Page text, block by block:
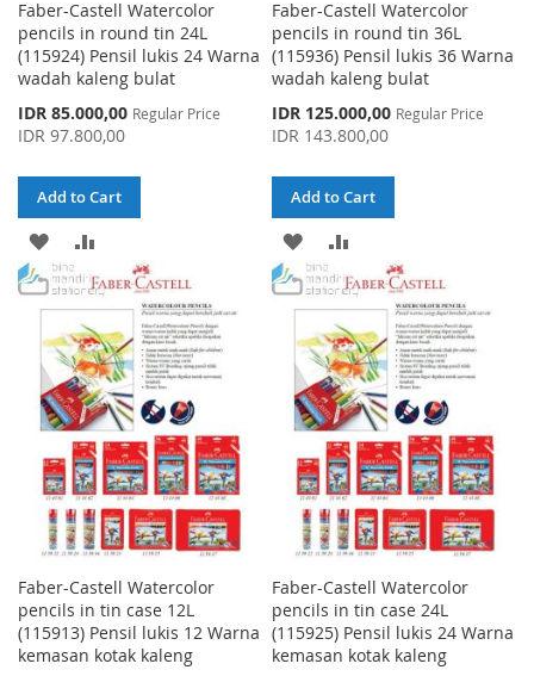
Faber-Castell Watercolor
pencils in round tin 24L
(115924) Pensil lukis 24 Warna
wadah kaleng bulat
Special
Price
IDR 85.000,00 Regular Price
IDR 97.800,00
Add to Cart
ADD
TO
WISH
LIST
TO
COMPARE
Faber-Castell Watercolor
pencils in round tin 36L
(115936) Pensil lukis 36 Warna
wadah kaleng bulat
Special
Price
IDR 125.000,00 Regular Price
IDR 143.800,00
Add to Cart
ADD
TO
WISH
LIST
TO
COMPARE
Faber-Castell Watercolor
pencils in tin case 12L
(115913) Pensil lukis 12 Warna
kemasan kotak kaleng
Faber-Castell Watercolor
pencils in tin case 24L
(115925) Pensil lukis 24 Warna
kemasan kotak kaleng